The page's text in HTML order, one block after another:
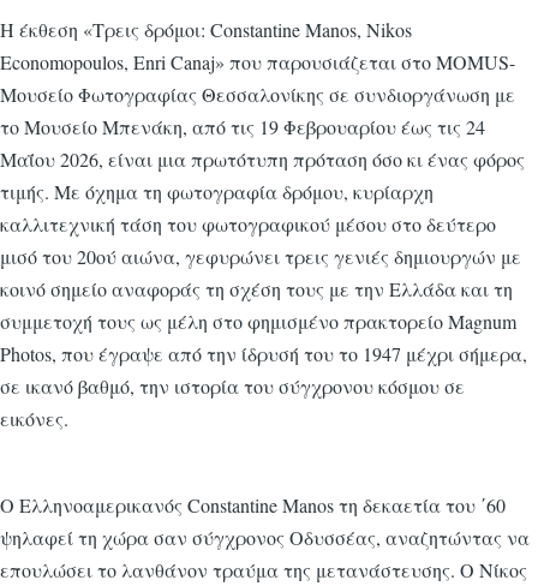
Η έκθεση «Τρεις δρόμοι: Constantine Manos, Nikos
Economopoulos, Enri Canaj» που παρουσιάζεται στο MOMUS-
Μουσείο Φωτογραφίας Θεσσαλονίκης σε συνδιοργάνωση με
το Μουσείο Μπενάκη, από τις 19 Φεβρουαρίου έως τις 24
Μαΐου 2026, είναι μια πρωτότυπη πρόταση όσο κι ένας φόρος
τιμής. Με όχημα τη φωτογραφία δρόμου, κυρίαρχη
καλλιτεχνική τάση του φωτογραφικού μέσου στο δεύτερο
μισό του 20ού αιώνα, γεφυρώνει τρεις γενιές δημιουργών με
κοινό σημείο αναφοράς τη σχέση τους με την Ελλάδα και τη
συμμετοχή τους ως μέλη στο φημισμένο πρακτορείο Magnum
Photos, που έγραψε από την ίδρυσή του το 1947 μέχρι σήμερα,
σε ικανό βαθμό, την ιστορία του σύγχρονου κόσμου σε
εικόνες.
Ο Ελληνοαμερικανός Constantine Manos τη δεκαετία του ΄60
ψηλαφεί τη χώρα σαν σύγχρονος Οδυσσέας, αναζητώντας να
επουλώσει το λανθάνον τραύμα της μετανάστευσης. Ο Νίκος